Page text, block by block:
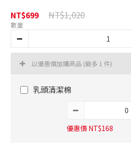
NT$699 NT$1,020
數量
以優惠價加購商品 (最多 1 件)
乳頭清潔棉
優惠價 NT$168